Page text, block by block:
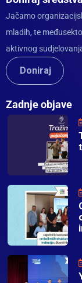
Jačamo
mladih, te
aktivnog
Doniraj
Zadnje objave